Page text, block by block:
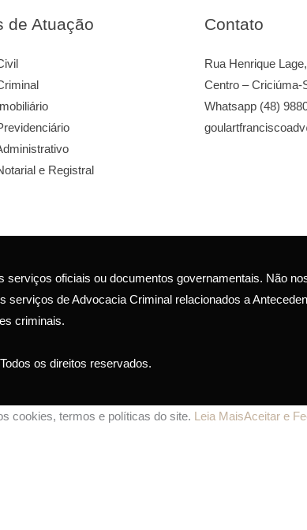
de Atuação
e Registral
Contato
Rua Henrique
Centro – Criciúma-
Whatsapp (48)
oficiais ou documentos governamentais. Não
de Advocacia Criminal relacionados a
criminais.
os direitos reservados.
cookies, termos e políticas do site. Leia MaisAceitar e